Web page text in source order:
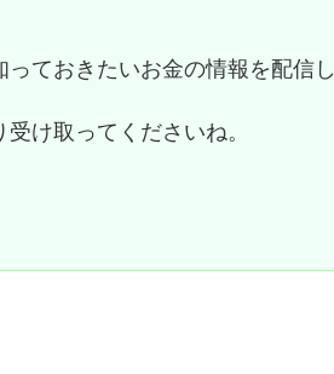
ておきたいお金の情報を配信し
け取ってくださいね。